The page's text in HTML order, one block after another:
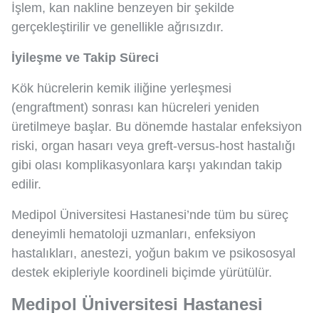
İşlem, kan nakline benzeyen bir şekilde
gerçekleştirilir ve genellikle ağrısızdır.
İyileşme ve Takip Süreci
Kök hücrelerin kemik iliğine yerleşmesi
(engraftment) sonrası kan hücreleri yeniden
üretilmeye başlar. Bu dönemde hastalar enfeksiyon
riski, organ hasarı veya greft-versus-host hastalığı
gibi olası komplikasyonlara karşı yakından takip
edilir.
Medipol Üniversitesi Hastanesi’nde tüm bu süreç
deneyimli hematoloji uzmanları, enfeksiyon
hastalıkları, anestezi, yoğun bakım ve psikososyal
destek ekipleriyle koordineli biçimde yürütülür.
Medipol Üniversitesi Hastanesi